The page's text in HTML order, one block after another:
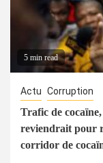
5 min read
Actu Corruption
Trafic de
reviendrait pour
corridor de